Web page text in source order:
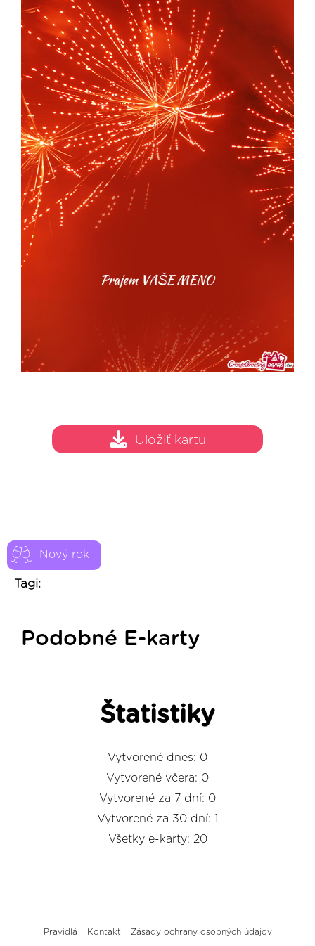
Nový rok
Tagi:
Uložiť kartu
Podobné E-karty
Štatistiky
Vytvorené dnes: 0
Vytvorené včera: 0
Vytvorené za 7 dní: 0
Vytvorené za 30 dní: 1
Všetky e-karty: 20
Pravidlá Kontakt Zásady ochrany osobných údajov